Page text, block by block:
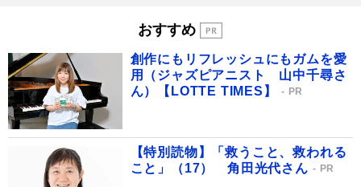
おすすめ
創作にもリフレッシュにもガムを愛
用（ジャズピアニスト 山中千尋さ
ん）【LOTTE TIMES】
PR
【特別読物】「救うこと、救われる
こと」（17） 角田光代さん
PR